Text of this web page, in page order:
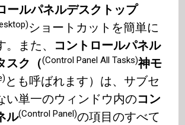
ールパネルデスクトップ
ショートカットを簡単に
また、
コントロールパネル
スク（(Control Panel All Tasks)神モ
とも呼ばれます）は、サブセ
い単一のウィンドウ内のコン
ル(Control Panel)の項目のすべて